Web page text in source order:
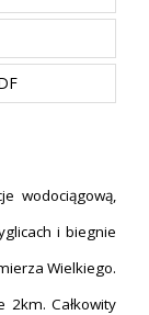
wodociągową,
i biegnie
Wielkiego.
2km. Całkowity